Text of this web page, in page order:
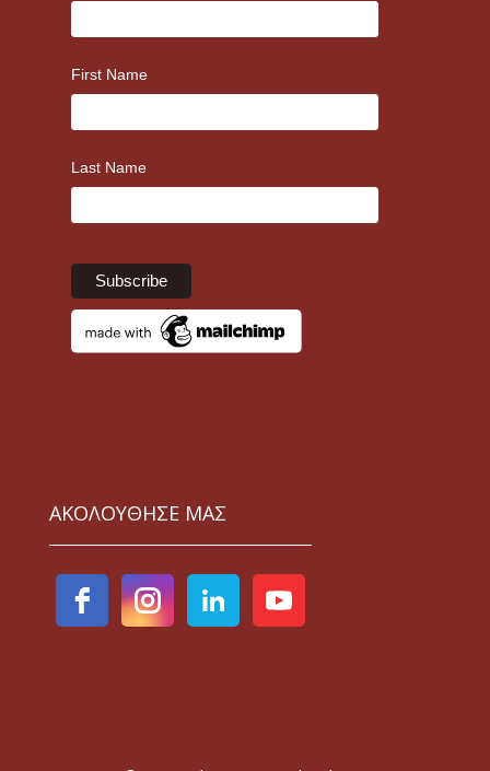
First Name
Last Name
ΑΚΟΛΟΥΘΗΣΕ ΜΑΣ